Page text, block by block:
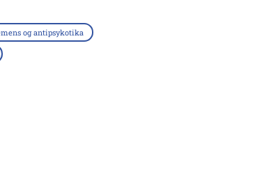
og antipsykotika